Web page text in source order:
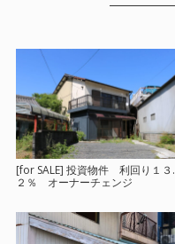
[for SALE] 投資物件 利回り１３.
２％ オーナーチェンジ